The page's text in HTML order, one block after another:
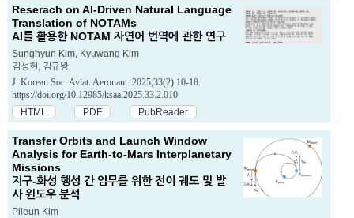
Reserach on AI-Driven Natural Language
Translation of NOTAMs
AI를 활용한 NOTAM 자연어 번역에 관한 연구
Sunghyun Kim, Kyuwang Kim
김성현, 김규왕
J. Korean Soc. Aviat. Aeronaut. 2025;33(2):10-18.
https://doi.org/10.12985/ksaa.2025.33.2.010
HTML
PDF PubReader
Transfer Orbits and Launch Window
Analysis for Earth-to-Mars Interplanetary
Missions
지구-화성 행성 간 임무를 위한 전이 궤도 및 발
사 윈도우 분석
Pileun Kim